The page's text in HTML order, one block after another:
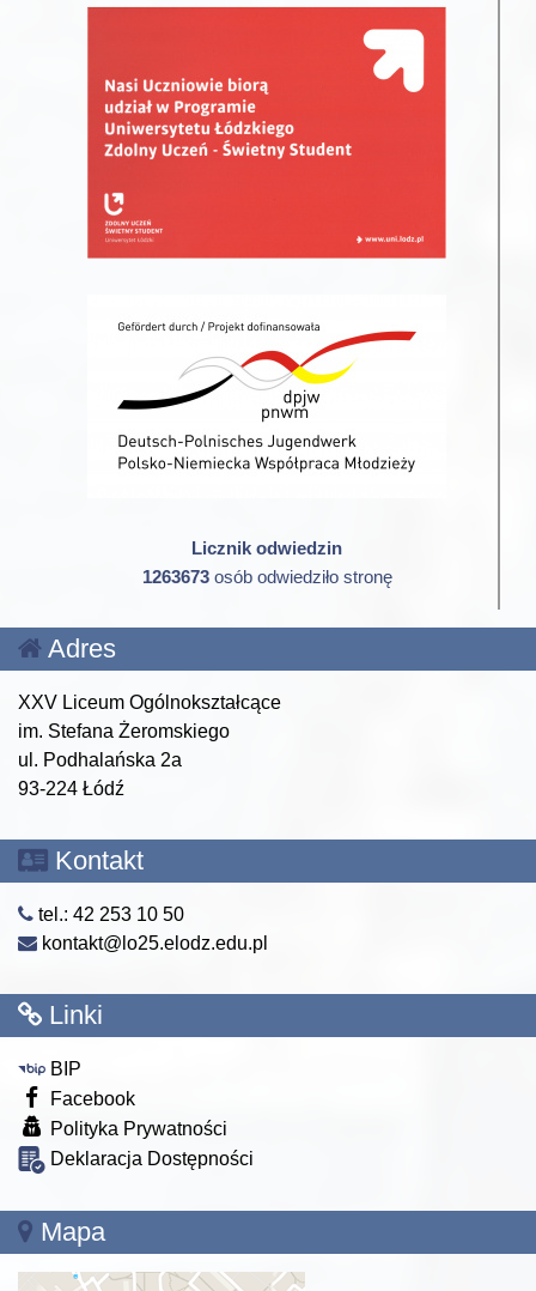
Licznik odwiedzin
1263673osób odwiedziło stronę
Adres
XXV Liceum Ogólnokształcące
im. Stefana Żeromskiego
ul. Podhalańska 2a
93-224 Łódź
Kontakt
tel.: 42 253 10 50
kontakt@lo25.elodz.edu.pl
Linki
BIP
Facebook
Polityka Prywatności
Deklaracja Dostępności
Mapa